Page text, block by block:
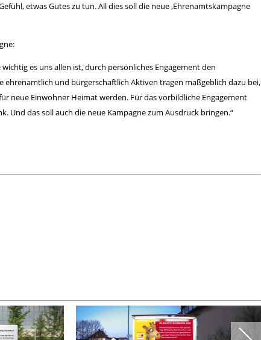
etwas Gutes zu tun. All dies soll die neue ,Ehrenamtskampagne
es uns allen ist, durch persönliches Engagement den
und bürgerschaftlich Aktiven tragen maßgeblich dazu bei,
neue Einwohner Heimat werden. Für das vorbildliche Engagement
Und das soll auch die neue Kampagne zum Ausdruck bringen.“